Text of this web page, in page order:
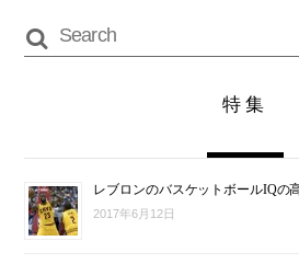
特集
レブロンのバスケットボールIQの
2017年6月12日